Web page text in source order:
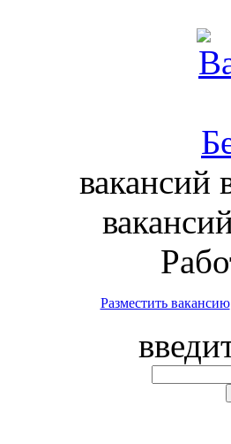
вакансий
Разместить вакансию